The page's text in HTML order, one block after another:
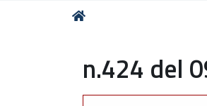
Tu
n.424 del